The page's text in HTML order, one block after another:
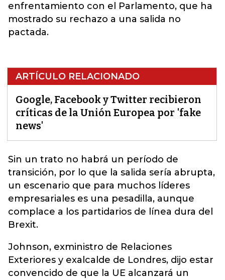
enfrentamiento con el Parlamento, que ha
mostrado su rechazo a una salida no
pactada.
ARTÍCULO RELACIONADO
Google, Facebook y Twitter recibieron
críticas de la Unión Europea por 'fake
news'
Sin un trato no habrá un período de
transición, por lo que la salida sería abrupta,
un escenario que para muchos líderes
empresariales es una pesadilla, aunque
complace a los partidarios de línea dura del
Brexit.
Johnson, exministro de Relaciones
Exteriores y exalcalde de Londres, dijo estar
convencido de que la UE alcanzará un